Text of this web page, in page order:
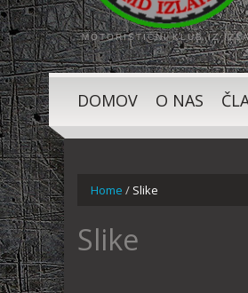
MOTORISTIČNI KLUB IZ
DOMOV O NAS
Home / Slike
Slike